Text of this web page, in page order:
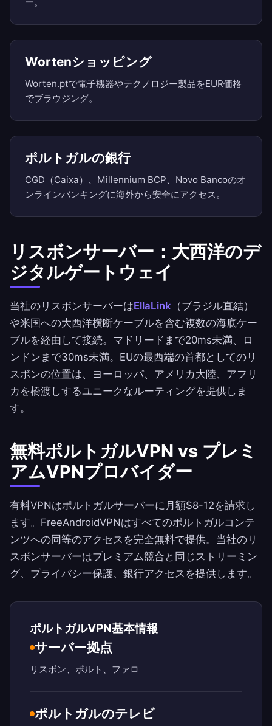
ー。
Wortenショッピング
Worten.ptで電子機器やテクノロジー製品をEUR価格
でブラウジング。
ポルトガルの銀行
CGD（Caixa）、Millennium BCP、Novo Bancoのオ
ンラインバンキングに海外から安全にアクセス。
リスボンサーバー：大西洋のデ
ジタルゲートウェイ
当社のリスボンサーバーはEllaLink （ブラジル直結）
や米国への大西洋横断ケーブルを含む複数の海底ケー
ブルを経由して接続。マドリードまで20ms未満、ロ
ンドンまで30ms未満。EUの最西端の首都としてのリ
スボンの位置は、ヨーロッパ、アメリカ大陸、アフリ
カを橋渡しするユニークなルーティングを提供しま
す。
無料ポルトガルVPN vs プレミ
アムVPNプロバイダー
有料VPNはポルトガルサーバーに月額$8-12を請求し
ます。 FreeAndroidVPNはすべてのポルトガルコンテ
ンツへの同等のアクセスを完全無料で提供。当社のリ
スボンサーバーはプレミアム競合と同じストリーミン
グ、プライバシー保護、銀行アクセスを提供します。
ポルトガルVPN基本情報
サーバー拠点
リスボン、ポルト、ファロ
ポルトガルのテレビ